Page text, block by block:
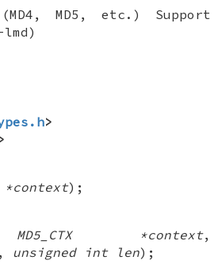
MD5, etc.) Support
>
*context);
MD5_CTX *context,
, unsigned int len);